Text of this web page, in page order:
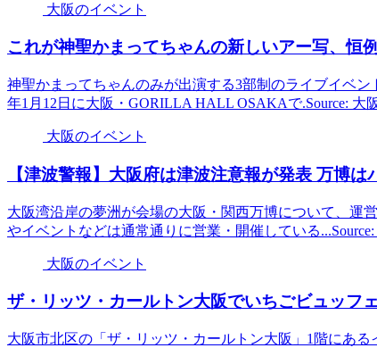
大阪のイベント
これが神聖かまってちゃんの新しいアー写、恒例
神聖かまってちゃんのみが出演する3部制のライブイベン
年1月12日に大阪・GORILLA HALL OSAKAで.Source: 大
大阪のイベント
【津波警報】 大阪府は津波注意報が発表 万博は
大阪湾沿岸の夢洲が会場の大阪・関西万博について、運
やイベントなどは通常通りに営業・開催している
大阪のイベント
ザ・リッツ・カールトン大阪でいちごビュッフ
大阪市北区の「ザ・リッツ・カールトン大阪」1階にある